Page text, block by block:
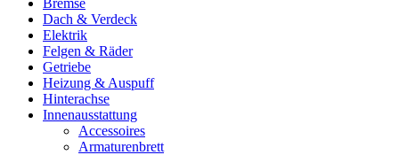
Bremse
Dach & Verdeck
Elektrik
Felgen & Räder
Getriebe
Heizung & Auspuff
Hinterachse
Innenausstattung
Accessoires
Armaturenbrett